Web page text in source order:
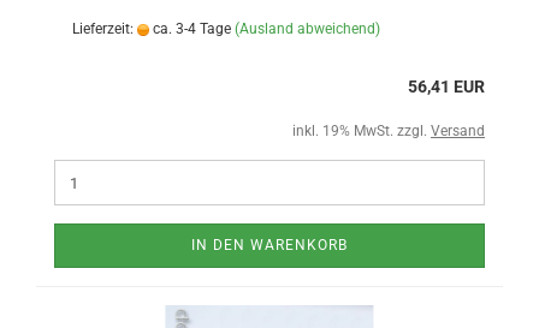
Lieferzeit: ca. 3-4 Tage (Ausland abweichend)
56,41 EUR
inkl. 19% MwSt. zzgl. Versand
IN DEN WARENKORB